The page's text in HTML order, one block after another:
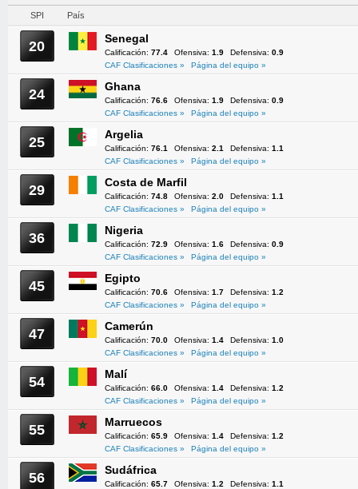
SPI País
20 Senegal
Calificación: 77.4 Ofensiva: 1.9 Defensiva: 0.9
CAF Clasificaciones »
Página del equipo »
24 Ghana
Calificación: 76.6 Ofensiva: 1.9 Defensiva: 0.9
CAF Clasificaciones »
Página del equipo »
25 Argelia
Calificación: 76.1 Ofensiva: 2.1 Defensiva: 1.1
CAF Clasificaciones »
Página del equipo »
29 Costa de Marfil
Calificación: 74.8 Ofensiva: 2.0 Defensiva: 1.1
CAF Clasificaciones »
Página del equipo »
36 Nigeria
Calificación: 72.9 Ofensiva: 1.6 Defensiva: 0.9
CAF Clasificaciones »
Página del equipo »
45 Egipto
Calificación: 70.6 Ofensiva: 1.7 Defensiva: 1.2
CAF Clasificaciones »
Página del equipo »
47 Camerún
Calificación: 70.0 Ofensiva: 1.4 Defensiva: 1.0
CAF Clasificaciones »
Página del equipo »
54 Malí
Calificación: 66.0 Ofensiva: 1.4 Defensiva: 1.2
CAF Clasificaciones »
Página del equipo »
55 Marruecos
Calificación: 65.9 Ofensiva: 1.4 Defensiva: 1.2
CAF Clasificaciones »
Página del equipo »
56 Sudáfrica
Calificación: 65.7 Ofensiva: 1.2 Defensiva: 1.1